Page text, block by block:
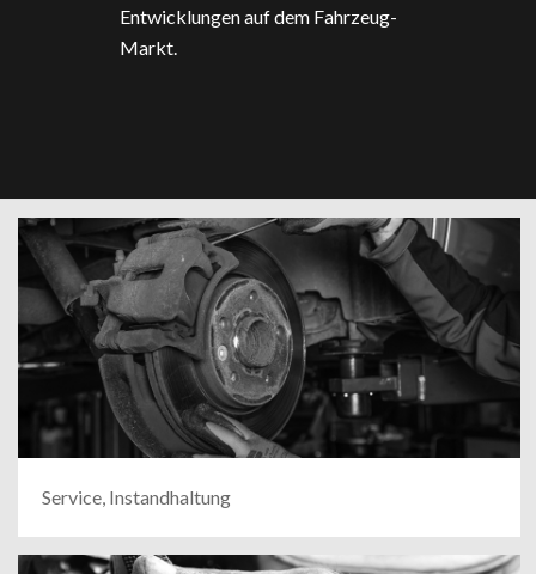
Entwicklungen auf dem Fahrzeug-
Markt.
Service, Instandhaltung